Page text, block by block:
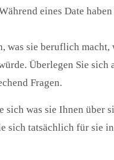
eines Date
was sie beruflich
Überlegen Sie sich
Fragen.
was sie Ihnen über
sich tatsächlich für sie